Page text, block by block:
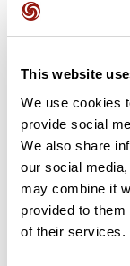
This website
We use cookies
provide social
We also share
our social
may combine it
provided to
of their services.
Avis des
Résumé